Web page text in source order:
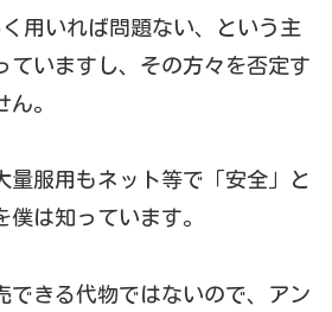
く用いれば問題ない、という主
ていますし、その方々を否定す
。
量服用もネット等で「安全」と
は知っています。
できる代物ではないので、アン